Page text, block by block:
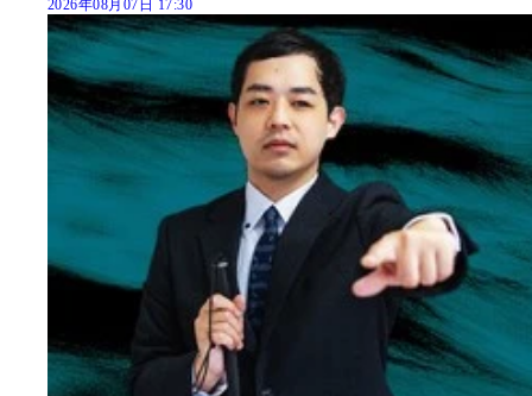
2026年08月07日 17:30